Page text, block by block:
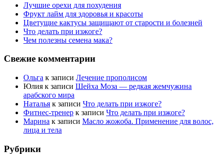
Лучшие орехи для похудения
Фрукт лайм для здоровья и красоты
Цветущие кактусы защищают от старости и болезней
Что делать при изжоге?
Чем полезны семена мака?
Свежие комментарии
Ольга к записи Лечение прополисом
Юлия к записи Шейха Моза — редкая жемчужина
арабского мира
Наталья к записи Что делать при изжоге?
Фитнес-тренер к записи Что делать при изжоге?
Марина к записи Масло жожоба. Применение для волос,
лица и тела
Рубрики